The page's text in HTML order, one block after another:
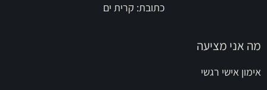
כתובת: קרית ים
מה אני מציעה
אימון אישי רגשי